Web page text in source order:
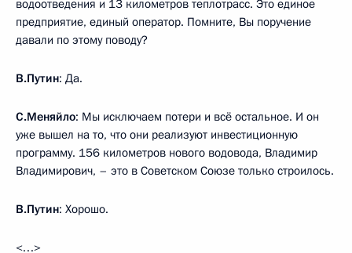
водоотведения и 13 километров теплотрасс. Это единое
предприятие, единый оператор. Помните, Вы поручение
давали по этому поводу?
В.Путин: Да.
С.Меняйло: Мы исключаем потери и всё остальное. И он
уже вышел на то, что они реализуют инвестиционную
программу. 156 километров нового водовода, Владимир
Владимирович, – это в Советском Союзе только строилось.
В.Путин: Хорошо.
<…>